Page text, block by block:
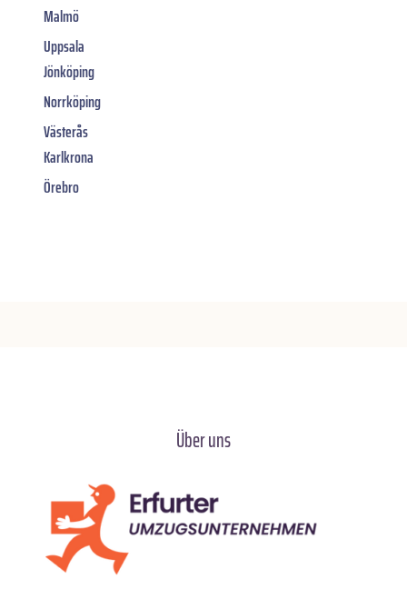
Malmö
Uppsala
Jönköping
Norrköping
Västerås
Karlkrona
Örebro
Über uns